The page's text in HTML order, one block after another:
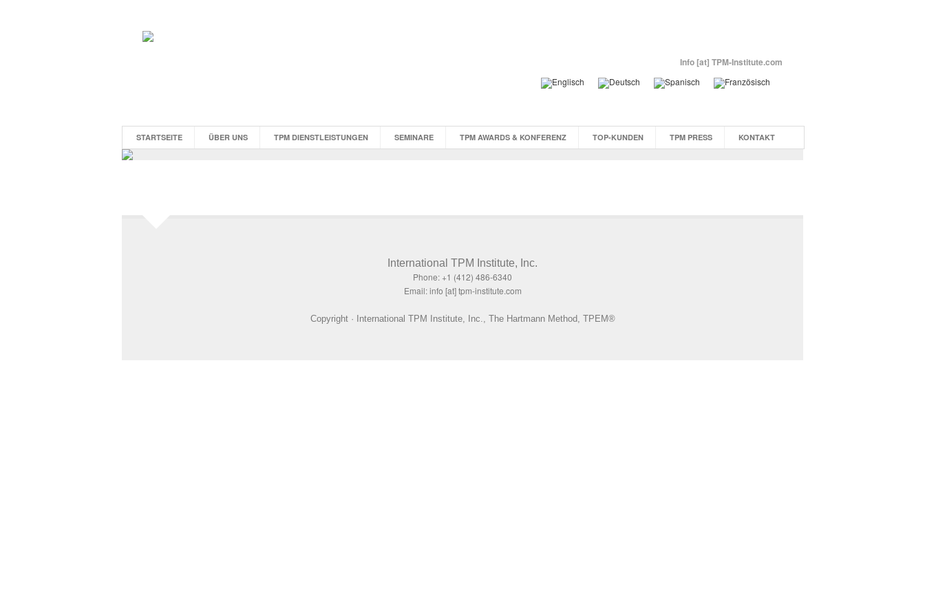
Info [at] TPM-Institute.com
STARTSEITE ÜBER UNS TPM DIENSTLEISTUNGEN SEMINARE TPM AWARDS & KONFERENZ TOP-KUNDEN TPM PRESS KONTAKT
International TPM Institute, Inc.
Phone: +1 (412) 486-6340
Email: info [at] tpm-institute.com
Copyright · International TPM Institute, Inc., The Hartmann Method, TPEM®